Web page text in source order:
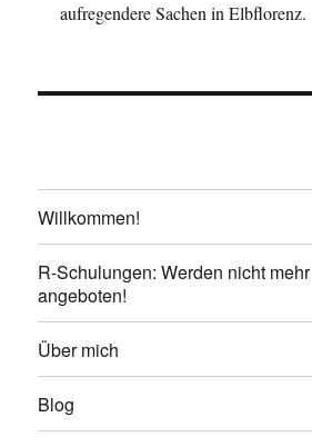
aufregendere Sachen in Elbflorenz.
Willkommen!
R-Schulungen: Werden nicht mehr
angeboten!
Über mich
Blog